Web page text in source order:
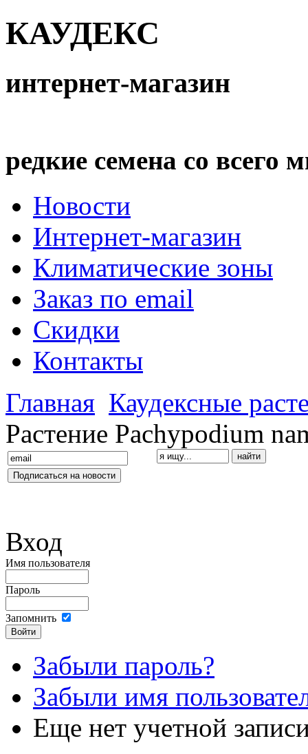
КАУДЕКС
интернет-магазин
редкие семена со всего
Новости
Интернет-магазин
Климатические зоны
Заказ по email
Скидки
Контакты
Главная Каудексные
Растение Pachypodium
Вход
Имя пользователя
Пароль
Запомнить
Забыли пароль?
Забыли имя
Еще нет учетной